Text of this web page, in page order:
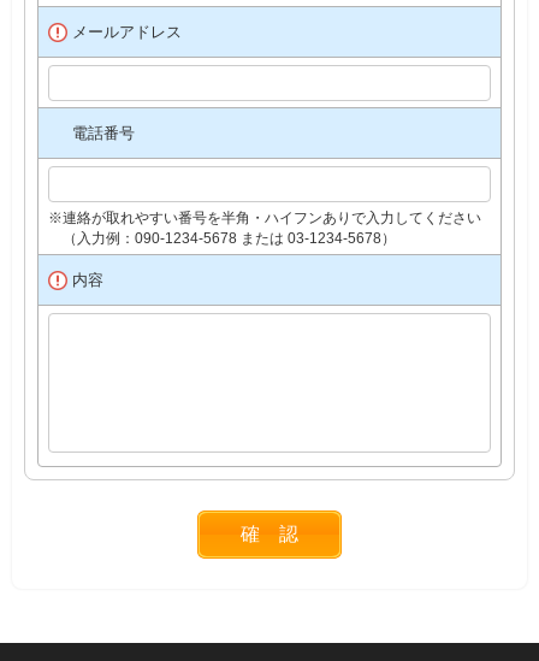
メールアドレス
電話番号
※連絡が取れやすい番号を半角・ハイフンありで入力してください
（入力例：090-1234-5678 または 03-1234-5678）
内容
確 認